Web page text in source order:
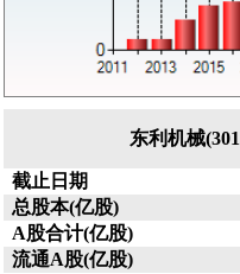
东利机械
截止日期
总股本(亿股)
A股合计(亿股)
流通A股(亿股)